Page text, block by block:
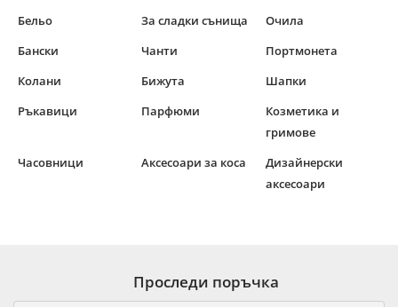
Бельо
За сладки сънища
Очила
Бански
Чанти
Портмонета
Колани
Бижута
Шапки
Ръкавици
Парфюми
Козметика и
гримове
Часовници
Аксесоари за коса
Дизайнерски
аксесоари
Проследи поръчка